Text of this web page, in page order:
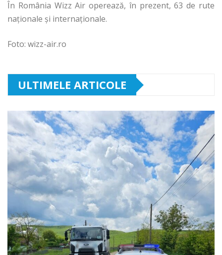
În România Wizz Air operează, în prezent, 63 de rute
naționale și internaționale.
Foto: wizz-air.ro
ULTIMELE ARTICOLE